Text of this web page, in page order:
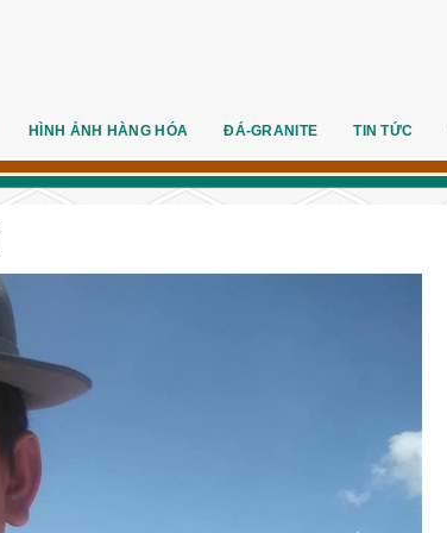
HÌNH ẢNH HÀNG HÓA ĐÁ-GRANITE TIN TỨC